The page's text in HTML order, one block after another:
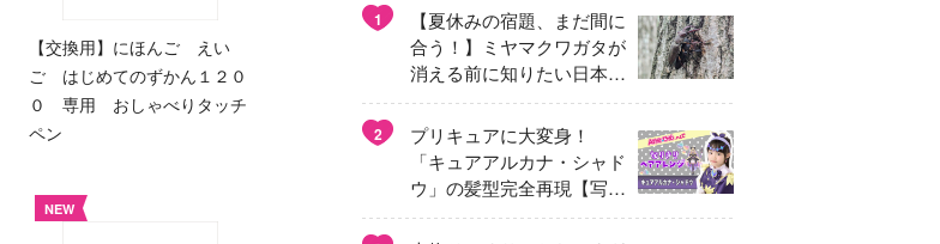
【交換用】にほんご えい
ご はじめてのずかん１２０
０ 専用 おしゃべりタッチ
ペン
NEW
1
【夏休みの宿題、まだ間に
合う！】ミヤマクワガタが
消える前に知りたい日本の
異変
2
プリキュアに大変身！
「キュアアルカナ・シャド
ウ」の髪型完全再現【写真
解説付き】